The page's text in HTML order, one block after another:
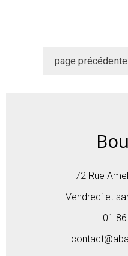
72 Rue
Vendredi et
01